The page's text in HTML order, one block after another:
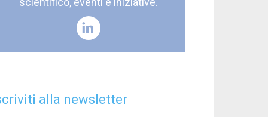
alla newsletter